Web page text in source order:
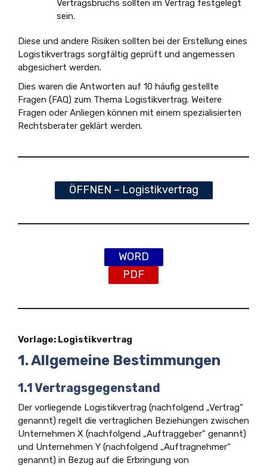
Vertragsbruchs sollten im Vertrag festgelegt
sein.
Diese und andere Risiken sollten bei der Erstellung eines
Logistikvertrags sorgfältig geprüft und angemessen
abgesichert werden.
Dies waren die Antworten auf 10 häufig gestellte
Fragen (FAQ) zum Thema Logistikvertrag. Weitere
Fragen oder Anliegen können mit einem spezialisierten
Rechtsberater geklärt werden.
ÖFFNEN – Logistikvertrag
WORD
PDF
Vorlage: Logistikvertrag
1. Allgemeine Bestimmungen
1.1 Vertragsgegenstand
Der vorliegende Logistikvertrag (nachfolgend „Vertrag“
genannt) regelt die vertraglichen Beziehungen zwischen
Unternehmen X (nachfolgend „Auftraggeber“ genannt)
und Unternehmen Y (nachfolgend „Auftragnehmer“
genannt) in Bezug auf die Erbringung von